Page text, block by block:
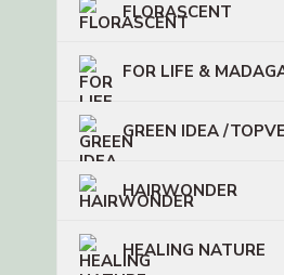
FLORASCENT
FOR LIFE &
GREEN IDEA /
HAIRWONDER
HEALING NATURE